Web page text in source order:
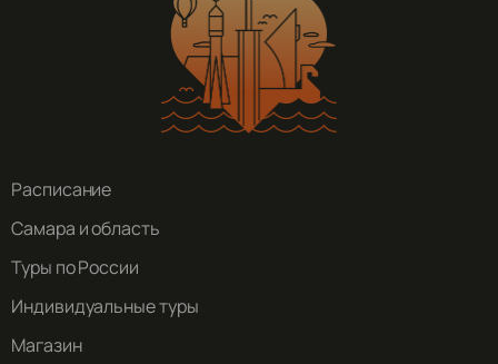
Расписание
Самара и область
Туры по России
Индивидуальные туры
Магазин